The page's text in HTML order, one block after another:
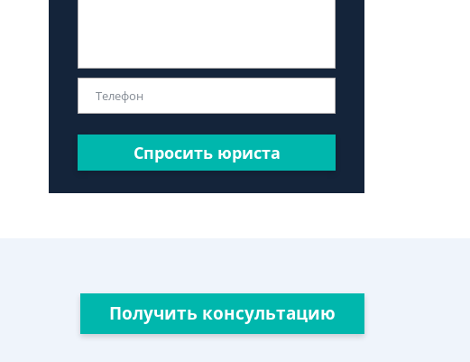
Спросить юриста
Получить консультацию